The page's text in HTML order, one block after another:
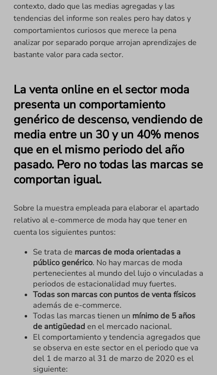
contexto, dado que las medias agregadas y las
tendencias del informe son reales pero hay datos y
comportamientos curiosos que merece la pena
analizar por separado porque arrojan aprendizajes de
bastante valor para cada sector.
La venta online en el sector moda
presenta un comportamiento
genérico de descenso, vendiendo de
media entre un 30 y un 40% menos
que en el mismo periodo del año
pasado. Pero no todas las marcas se
comportan igual.
Sobre la muestra empleada para elaborar el apartado
relativo al e-commerce de moda hay que tener en
cuenta los siguientes puntos:
Se trata de marcas de moda orientadas a
público genérico. No hay marcas de moda
pertenecientes al mundo del lujo o vinculadas a
periodos de estacionalidad muy fuertes.
Todas son marcas con puntos de venta físicos
además de e-commerce.
Todas las marcas tienen un mínimo de 5 años
de antigüedad en el mercado nacional.
El comportamiento y tendencia agregados que
se observa en este sector en el periodo que va
del 1 de marzo al 31 de marzo de 2020 es el
siguiente: